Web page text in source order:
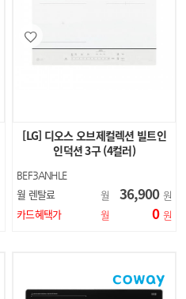
[LG] 디오스 오브제컬렉션 빌트인
인덕션 3구 (4컬러)
BEF3ANHLE
BEF3ANPLE
BEF3ANSLE
월 렌탈료 월 36,900 원
카드혜택가
월 0 원